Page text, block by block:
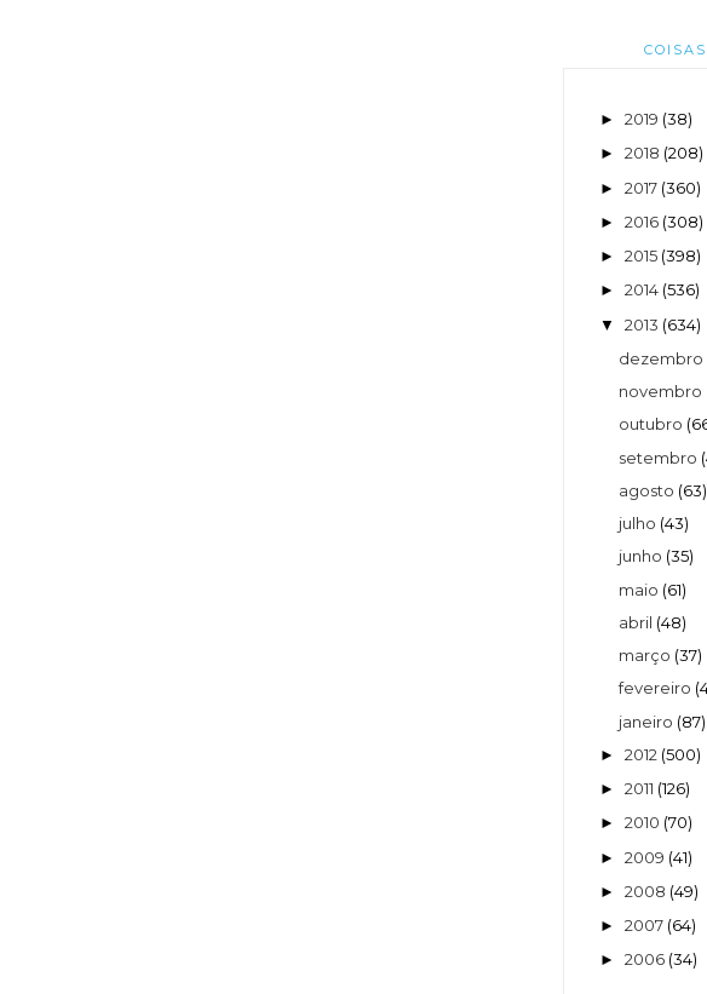
► 2019 (38)
► 2018 (208)
► 2017 (360)
► 2016 (308)
► 2015 (398)
► 2014 (536)
▼ 2013 (634)
dezembro
novembro
outubro
setembro
agosto (63)
julho (43)
junho (35)
maio (61)
abril (48)
março (37)
fevereiro
janeiro (87)
► 2012 (500)
► 2011 (126)
► 2010 (70)
► 2009 (41)
► 2008 (49)
► 2007 (64)
► 2006 (34)